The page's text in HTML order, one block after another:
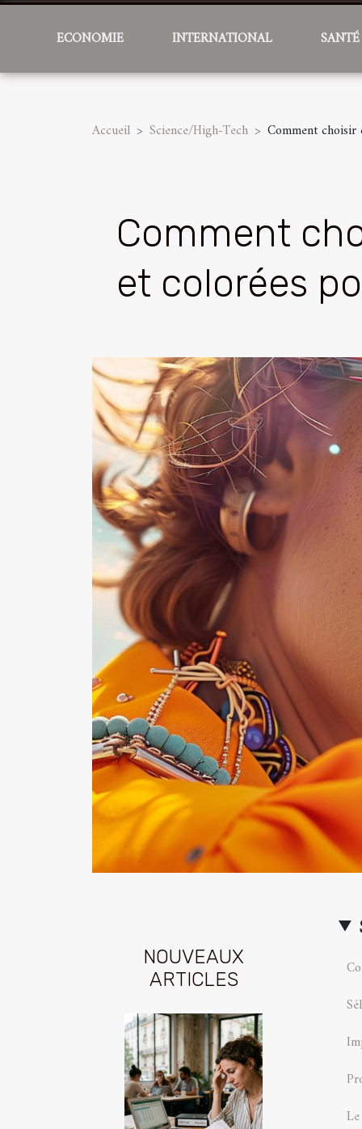
ECONOMIE INTERNATIONAL SANTÉ
Accueil Science/High-Tech Comment choisir
Comment
et colorées
NOUVEAUX
ARTICLES